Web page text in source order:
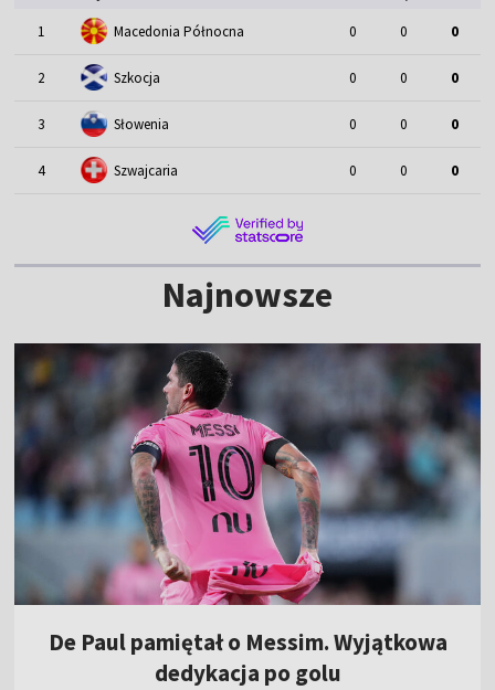
1 Macedonia Północna 0 0 0
2 Szkocja 0 0 0
3 Słowenia 0 0 0
4 Szwajcaria 0 0 0
Najnowsze
De Paul pamiętał o Messim. Wyjątkowa
dedykacja po golu